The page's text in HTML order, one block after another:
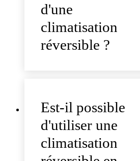
d'une
climatisation
réversible ?
Est-il possible
d'utiliser une
climatisation